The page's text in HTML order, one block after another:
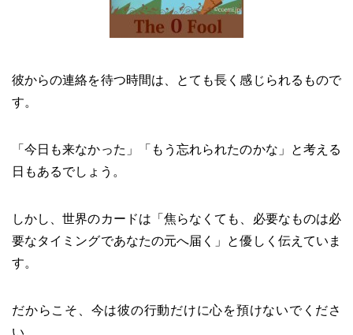
彼からの連絡を待つ時間は、とても長く感じられるもので
す。
「今日も来なかった」「もう忘れられたのかな」と考える
日もあるでしょう。
しかし、世界のカードは「焦らなくても、必要なものは必
要なタイミングであなたの元へ届く」と優しく伝えていま
す。
だからこそ、今は彼の行動だけに心を預けないでくださ
い。